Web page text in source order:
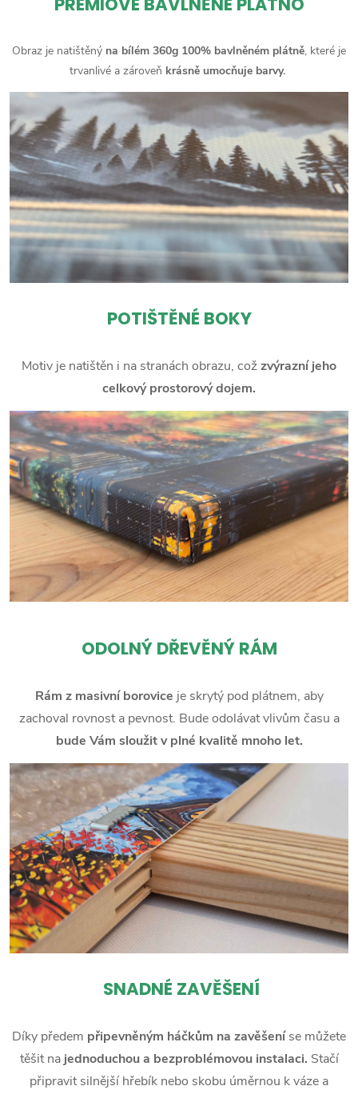
Obraz je natištěný na bílém 360g 100% bavlněném plátně, které je
trvanlivé a zároveň krásně umocňuje barvy.
POTIŠTĚNÉ BOKY
Motiv je natištěn i na stranách obrazu, cožzvýrazní jeho
celkový prostorový dojem.
ODOLNÝ DŘEVĚNÝ RÁM
Rám z masivní borovice je skrytý pod plátnem, aby
zachoval rovnost a pevnost. Bude odolávat vlivům času a
bude Vám sloužit v plné kvalitě mnoho let.
SNADNÉ ZAVĚŠENÍ
Díky předem připevněným háčkům na zavěšeníse můžete
těšit na jednoduchou a bezproblémovou instalaci. Stačí
připravit silnější hřebík nebo skobu úměrnou k váze a